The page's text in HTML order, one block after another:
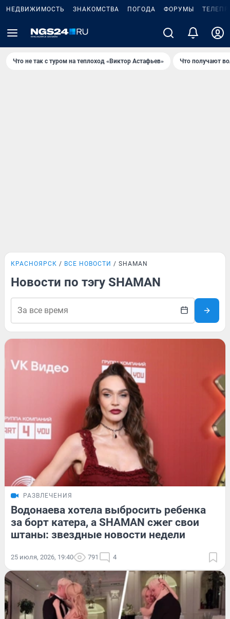
НЕДВИЖИМОСТЬ ЗНАКОМСТВА ПОГОДА ФОРУМЫ
Что не так с туром на теплоход «Виктор Астафьев» Что получают
КРАСНОЯРСК ВСЕ НОВОСТИ SHAMAN
Новости по тэгу SHAMAN
РАЗВЛЕЧЕНИЯ
Водонаева хотела выбросить ребенка
за борт катера, а SHAMAN сжег свои
штаны: звездные новости недели
25 июля, 2026, 19:40 791 4